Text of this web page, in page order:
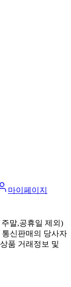
마이페이지
주말,공휴일 제외)
신판매의 당사자
품 거래정보 및